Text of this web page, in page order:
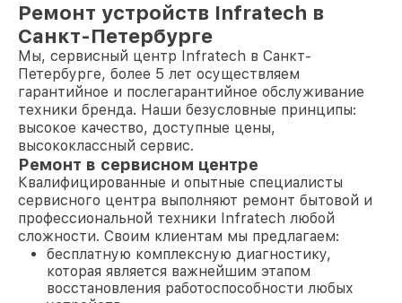
Ремонт устройств Infratech в
Санкт-Петербурге
Мы, сервисный центр Infratech в Санкт-
Петербурге, более 5 лет осуществляем
гарантийное и послегарантийное обслуживание
техники бренда. Наши безусловные принципы:
высокое качество, доступные цены,
высококлассный сервис.
Ремонт в сервисном центре
Квалифицированные и опытные специалисты
сервисного центра выполняют ремонт бытовой и
профессиональной техники Infratech любой
сложности. Своим клиентам мы предлагаем:
бесплатную комплексную диагностику,
которая является важнейшим этапом
восстановления работоспособности любых